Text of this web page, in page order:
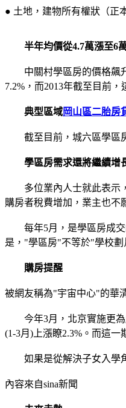
● 土地，建物所有權狀（正
半年均價從4.7萬漲至6
中關村學區房的價格飆升
7.2%，而2013年截至目前
典型區域岡山區二胎房
截至目前，城六區學區房
學區房需求還將繼續增
多位業內人士就此表示，
購房者稅費增加，業主也不
每年5月，是學區房成交
是，"學區房"不等於"學校
購房提醒
被網友稱為"宇宙中心"的華
今年3月，北京實施更為
(1-3月)上漲瞭2.3%。而這一
如果是從解決子女入學角
內容來自sina新聞